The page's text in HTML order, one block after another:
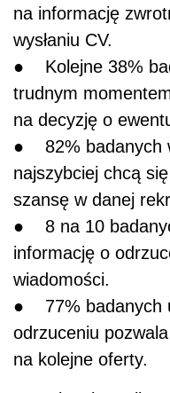
na informację
wysłaniu CV.
● Kolejne 38%
trudnym
na decyzję o
● 82% badanych
najszybciej chcą
szansę w danej
● 8 na 10
informację o
wiadomości.
● 77% badanych
odrzuceniu
na kolejne oferty.